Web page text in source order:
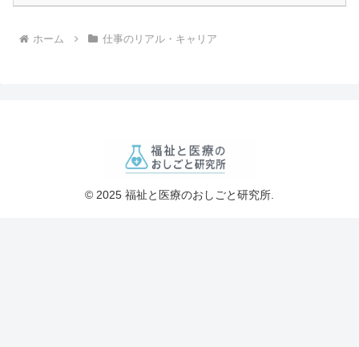
ホーム 仕事のリアル・キャリア
© 2025 福祉と医療のおしごと研究所.